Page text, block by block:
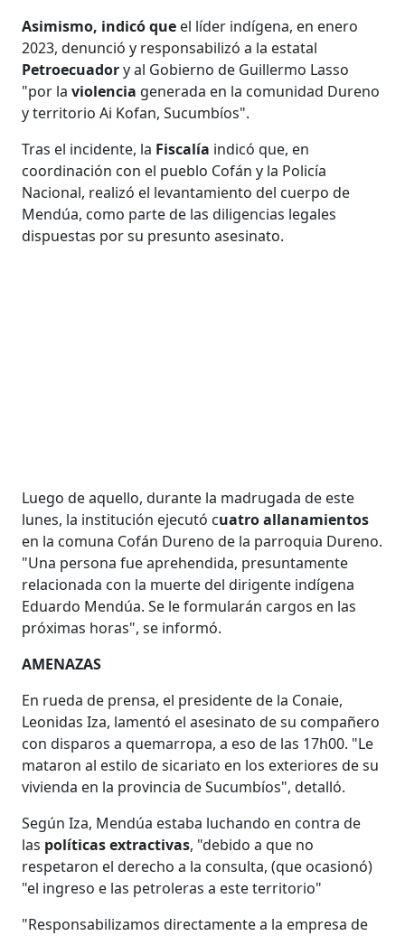
Asimismo, indicó que el líder indígena, en enero
2023, denunció y responsabilizó a la estatal
Petroecuadory al Gobierno de Guillermo Lasso
"por laviolencia generada en la comunidad Dureno
y territorio Ai Kofan, Sucumbíos".
Tras el incidente, la Fiscalía indicó que, en
coordinación con el pueblo Cofán y la Policía
Nacional, realizó el levantamiento del cuerpo de
Mendúa, como parte de las diligencias legales
dispuestas por su presunto asesinato.
Luego de aquello, durante la madrugada de este
lunes, la institución ejecutó cuatro allanamientos
en la comuna Cofán Dureno de la parroquia Dureno.
"Una persona fue aprehendida, presuntamente
relacionada con la muerte del dirigente indígena
Eduardo Mendúa. Se le formularán cargos en las
próximas horas", se informó.
AMENAZAS
En rueda de prensa, el presidente de la Conaie,
Leonidas Iza, lamentó el asesinato de su compañero
con disparos a quemarropa, a eso de las 17h00. "Le
mataron al estilo de sicariato en los exteriores de su
vivienda en la provincia de Sucumbíos", detalló.
Según Iza, Mendúa estaba luchando en contra de
las políticas extractivas, "debido a que no
respetaron el derecho a la consulta, (que ocasionó)
"el ingreso e las petroleras a este territorio"
"Responsabilizamos directamente a la empresa de